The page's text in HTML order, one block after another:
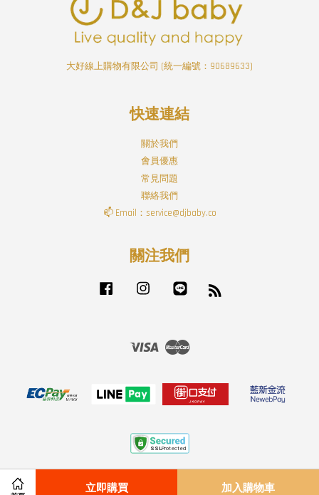
立即購買 加入購物車
大好線上購物有限公司 (統一編號：90689633)
快速連結
關於我們
會員優惠
常見問題
聯絡我們
📫 Email：service@djbaby.co
關注我們
Facebook Instagram
Visa Master